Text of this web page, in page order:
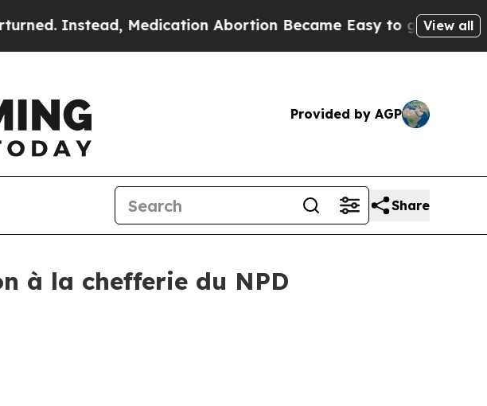
Medication Abortion Became Easy to get—and it Changed
View all
Provided by AGP
Share
à la chefferie du NPD